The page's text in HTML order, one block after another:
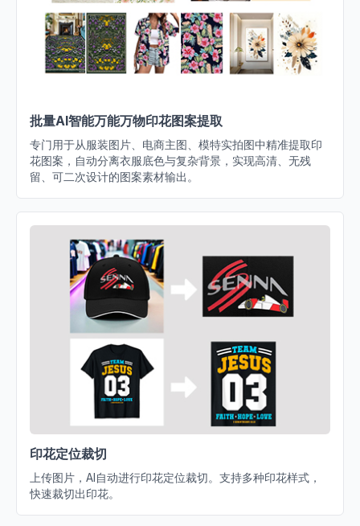
批量AI智能万能万物印花图案提取
专门用于从服装图片、电商主图、模特实拍图中精准提取印
花图案，自动分离衣服底色与复杂背景，实现高清、无残
留、可二次设计的图案素材输出。
印花定位裁切
上传图片，AI自动进行印花定位裁切。支持多种印花样式，
快速裁切出印花。